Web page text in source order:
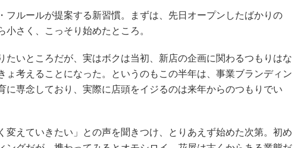
ルールが提案する新習慣。まずは、先日オープンしたばかりの
小さく、こっそり始めたところ。
いところだが、実はボクは当初、新店の企画に関わるつもりはな
ょ考えることになった。というのもこの半年は、事業ブランディン
に専念しており、実際に店頭をイジるのは来年からのつもりでい
えていきたい」との声を聞きつけ、とりあえず始めた次第。初め